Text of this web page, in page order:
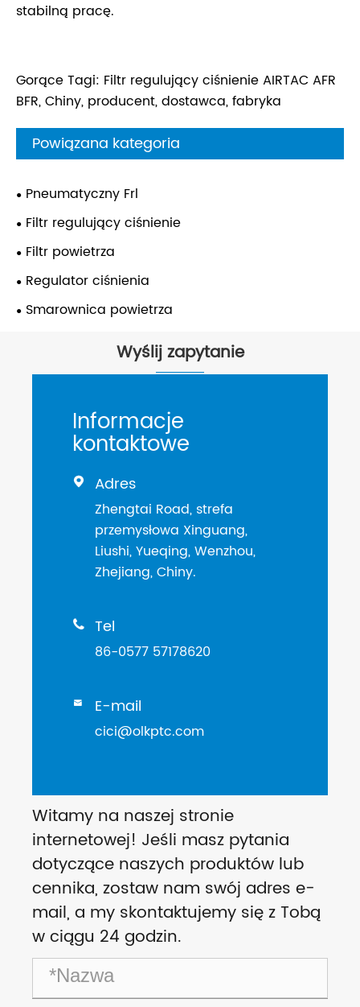
stabilną pracę.
Gorące Tagi: Filtr regulujący ciśnienie AIRTAC AFR
BFR, Chiny, producent, dostawca, fabryka
Powiązana kategoria
Pneumatyczny Frl
Filtr regulujący ciśnienie
Filtr powietrza
Regulator ciśnienia
Smarownica powietrza
Wyślij zapytanie
Informacje
kontaktowe
 Adres
Zhengtai Road, strefa
przemysłowa Xinguang,
Liushi, Yueqing, Wenzhou,
Zhejiang, Chiny.
 Tel
86-0577 57178620
 E-mail
cici@olkptc.com
Witamy na naszej stronie
internetowej! Jeśli masz pytania
dotyczące naszych produktów lub
cennika, zostaw nam swój adres e-
mail, a my skontaktujemy się z Tobą
w ciągu 24 godzin.